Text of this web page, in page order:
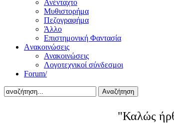
Ανένταχτο
Μυθιστορήμα
Πεζογραφήμα
Άλλο
Επιστημονική Φαντασία
Aνακοινώσεις
Ανακοινώσεις
Λογοτεχνικοί σύνδεσμοι
Forum/
Αναζήτηση
"Καλώς